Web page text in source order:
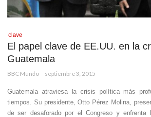
clave
El papel clave de EE.UU. en la
Guatemala
BBC Mundo septiembre 3, 2015
Guatemala atraviesa la crisis política más
tiempos. Su presidente, Otto Pérez Molina,
de ser desaforado por el Congreso y enfrenta